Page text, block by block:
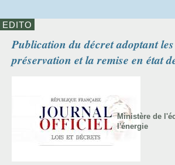
EDITO
Publication du décret adoptant
préservation et la remise en état
Ministère de
l'énergie